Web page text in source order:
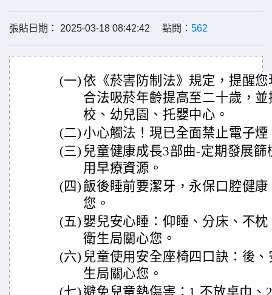
張貼日期： 2025-03-18 08:42:42 點閱： 562
(一)依《菸害防制法》規定，提醒
合法吸菸年齡提高至二十歲，
校、幼兒園、托嬰中心。
(二)小心觸法！現已全面禁止電子
(三) 兒童健康成長3部曲-定期發展
用早療資源。
(四) 飯後睡前要潔牙，永保口腔健
您。
(五) 嬰兒安心睡：仰睡、分床、不
衛生局關心您。
(六) 兒童使用安全座椅四口訣：後
生局關心您。
(七) 避免兒童熱傷害：1.不放桌巾、